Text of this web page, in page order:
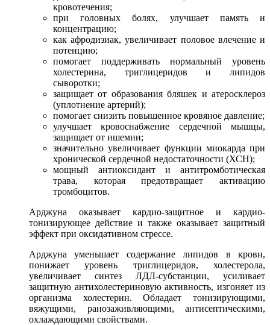
кровотечения;
при головных болях, улучшает память и
концентрацию;
как афродизиак, увеличивает половое влечение и
потенцию;
помогает поддерживать нормальный уровень
холестерина, триглицеридов и липидов
сыворотки;
защищает от образования бляшек и атеросклероз
(уплотнение артерий);
помогает снизить повышенное кровяное давление;
улучшает кровоснабжение сердечной мышцы,
защищает от ишемии;
значительно увеличивает функции миокарда при
хронической сердечной недостаточности (ХСН);
мощный антиоксидант и антитромботическая
трава, которая предотвращает активацию
тромбоцитов.
Арджуна оказывает кардио-защитное и кардио-
тонизирующее действие и также оказывает защитный
эффект при оксидативном стрессе.
Арджуна уменьшает содержание липидов в крови,
понижает уровень триглицеридов, холестерола,
увеличивает синтез ЛДЛ-субстанции, усиливает
защитную антихолестериновую активность, изгоняет из
организма холестерин. Обладает тонизирующими,
вяжущими, ранозаживляющими, антисептическими,
охлаждающими свойствами.